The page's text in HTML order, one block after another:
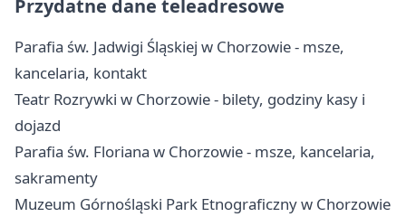
Przydatne dane teleadresowe
Parafia św. Jadwigi Śląskiej w Chorzowie - msze,
kancelaria, kontakt
Teatr Rozrywki w Chorzowie - bilety, godziny kasy i
dojazd
Parafia św. Floriana w Chorzowie - msze, kancelaria,
sakramenty
Muzeum Górnośląski Park Etnograficzny w Chorzowie